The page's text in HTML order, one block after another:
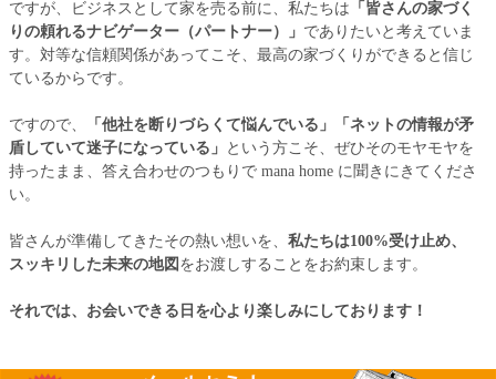
ですが、ビジネスとして家を売る前に、私たちは 「皆さんの家づく
りの頼れるナビゲーター（パートナー）」 でありたいと考えていま
す。対等な信頼関係があってこそ、最高の家づくりができると信じ
ているからです。
ですので、
「他社を断りづらくて悩んでいる」「ネットの情報が矛
盾していて迷子になっている」 という方こそ、ぜひそのモヤモヤを
持ったまま、答え合わせのつもりで mana home に聞きにきてくださ
い。
皆さんが準備してきたその熱い想いを、 私たちは100%受け止め、
スッキリした未来の地図 をお渡しすることをお約束します。
それでは、お会いできる日を心より楽しみにしております！